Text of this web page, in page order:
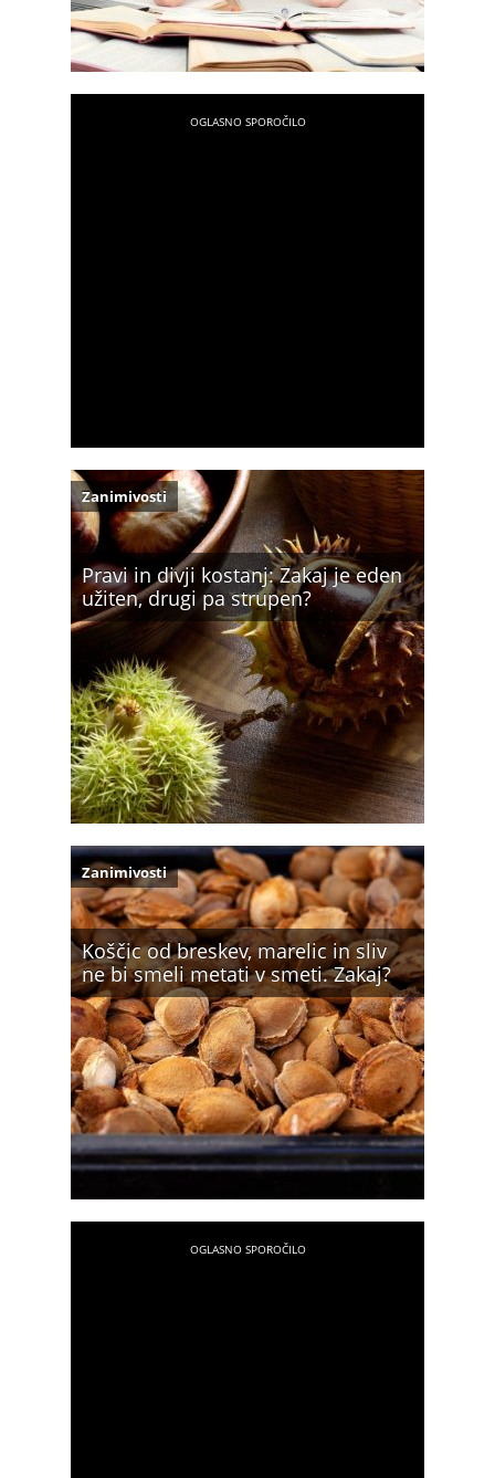
Pravi in divji kostanj: Zakaj je eden
užiten, drugi pa strupen?
Zanimivosti
Koščic od breskev, marelic in sliv
ne bi smeli metati v smeti. Zakaj?
Zanimivosti